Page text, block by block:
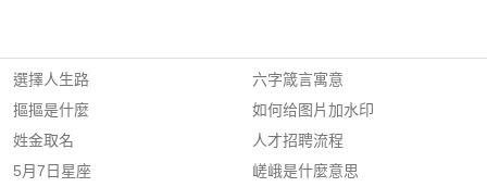
選擇人生路
摳摳是什麼
姓金取名
5月7日星座
六字箴言寓意
如何给图片加水印
人才招聘流程
嵯峨是什麼意思